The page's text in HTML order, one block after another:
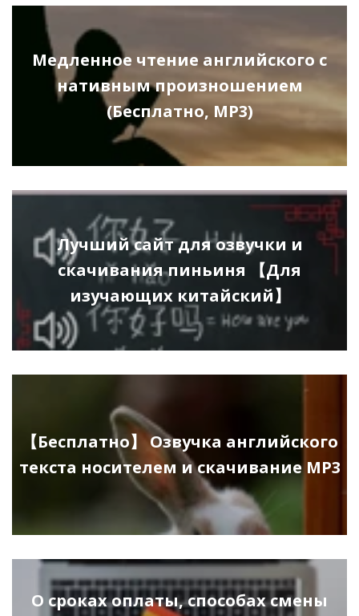
Медленное чтение английского с
нативным произношением
(Бесплатно, MP3)
Лучший сайт для озвучки и
скачивания пиньиня 【Для
изучающих китайский】
【Бесплатно】 Озвучка английского
текста носителем и скачивание MP3
О сроках оплаты, способах смены